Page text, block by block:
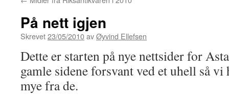
På nett igjen
Skrevet23/05/2010avØyvind Ellefsen
Dette er starten på nye nettsider for
gamle sidene forsvant ved et uhell så
mye fra de.